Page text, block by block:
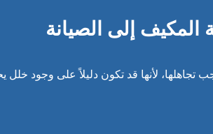
إلى الصيانة
تجاهلها، لأنها قد تكون دليلاً على وجود